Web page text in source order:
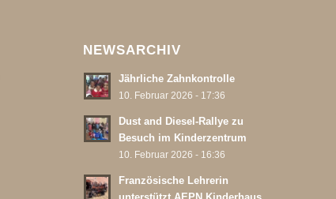
NEWSARCHIV
Jährliche Zahnkontrolle
10. Februar 2026 - 17:36
Dust and Diesel-Rallye zu
Besuch im Kinderzentrum
10. Februar 2026 - 16:36
Französische Lehrerin